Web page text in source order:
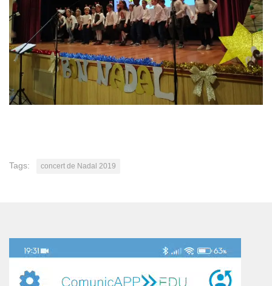
Tags: concert de Nadal 2019
de
vídeo